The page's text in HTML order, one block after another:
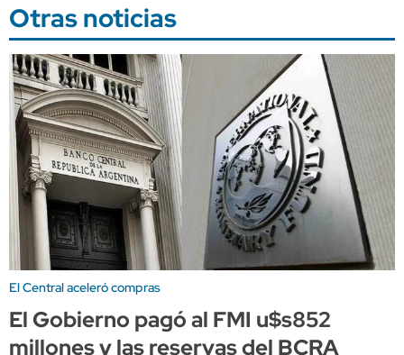
Otras noticias
El Central aceleró compras
El Gobierno pagó al FMI u$s852
millones y las reservas del BCRA